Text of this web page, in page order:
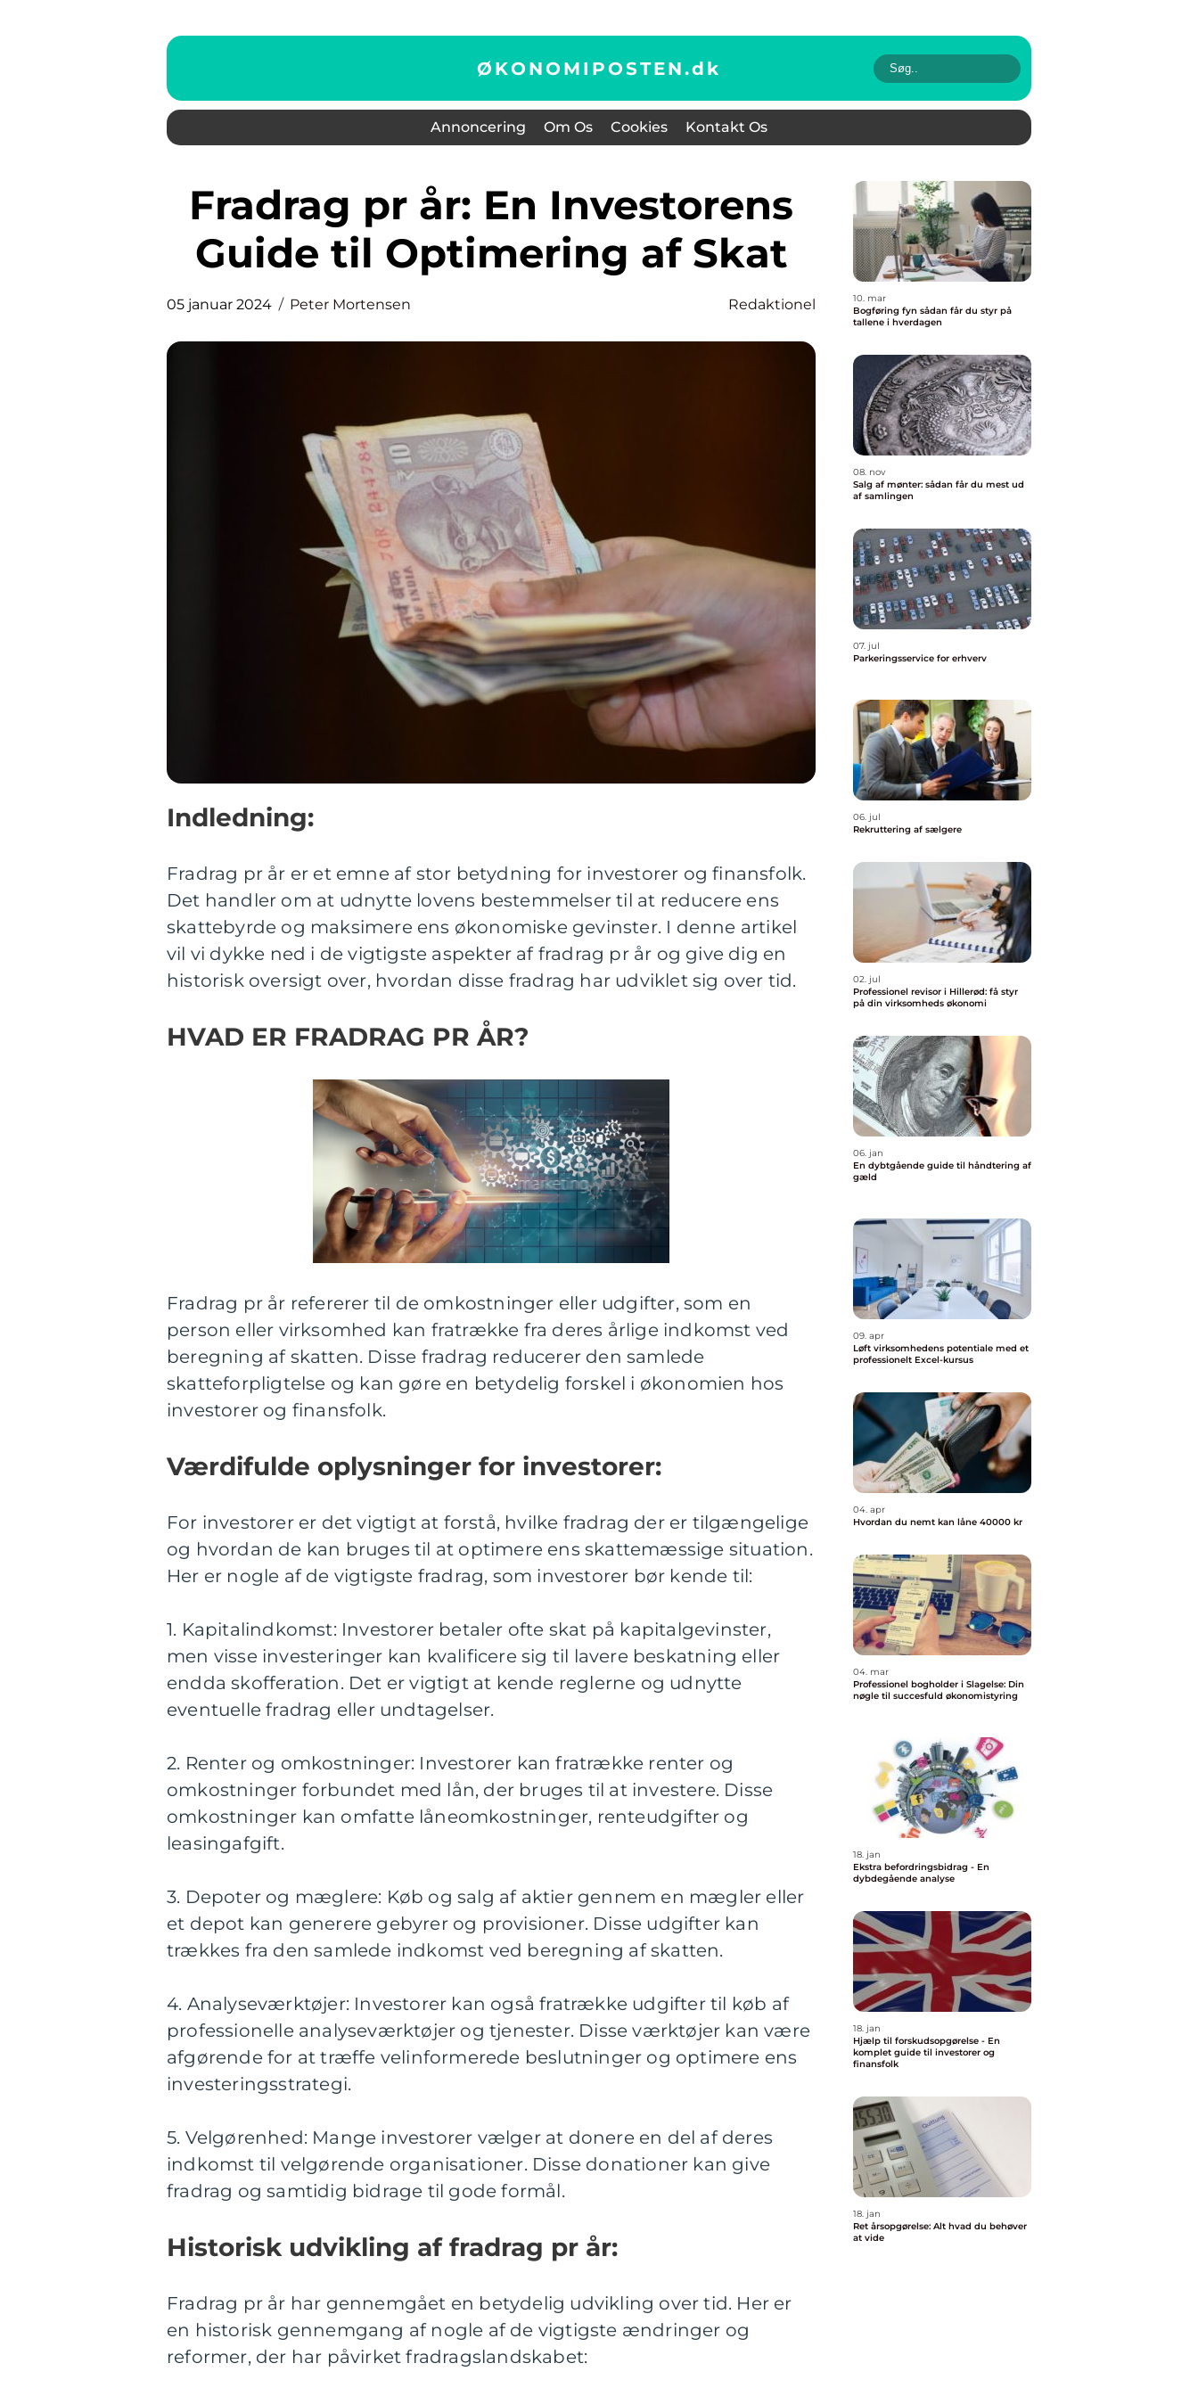
ØKONOMIPOSTEN.dk
Annoncering Om Os Cookies Kontakt Os
Fradrag pr år: En Investorens
Guide til Optimering af Skat
05 januar 2024 Peter Mortensen Redaktionel
Indledning:
Fradrag pr år er et emne af stor betydning for investorer og finansfolk.
Det handler om at udnytte lovens bestemmelser til at reducere ens
skattebyrde og maksimere ens økonomiske gevinster. I denne artikel
vil vi dykke ned i de vigtigste aspekter af fradrag pr år og give dig en
historisk oversigt over, hvordan disse fradrag har udviklet sig over tid.
HVAD ER FRADRAG PR ÅR?
Fradrag pr år refererer til de omkostninger eller udgifter, som en
person eller virksomhed kan fratrække fra deres årlige indkomst ved
beregning af skatten. Disse fradrag reducerer den samlede
skatteforpligtelse og kan gøre en betydelig forskel i økonomien hos
investorer og finansfolk.
Værdifulde oplysninger for investorer:
For investorer er det vigtigt at forstå, hvilke fradrag der er tilgængelige
og hvordan de kan bruges til at optimere ens skattemæssige situation.
Her er nogle af de vigtigste fradrag, som investorer bør kende til:
1. Kapitalindkomst: Investorer betaler ofte skat på kapitalgevinster,
men visse investeringer kan kvalificere sig til lavere beskatning eller
endda skofferation. Det er vigtigt at kende reglerne og udnytte
eventuelle fradrag eller undtagelser.
2. Renter og omkostninger: Investorer kan fratrække renter og
omkostninger forbundet med lån, der bruges til at investere. Disse
omkostninger kan omfatte låneomkostninger, renteudgifter og
leasingafgift.
3. Depoter og mæglere: Køb og salg af aktier gennem en mægler eller
et depot kan generere gebyrer og provisioner. Disse udgifter kan
trækkes fra den samlede indkomst ved beregning af skatten.
4. Analyseværktøjer: Investorer kan også fratrække udgifter til køb af
professionelle analyseværktøjer og tjenester. Disse værktøjer kan være
afgørende for at træffe velinformerede beslutninger og optimere ens
investeringsstrategi.
5. Velgørenhed: Mange investorer vælger at donere en del af deres
indkomst til velgørende organisationer. Disse donationer kan give
fradrag og samtidig bidrage til gode formål.
Historisk udvikling af fradrag pr år:
Fradrag pr år har gennemgået en betydelig udvikling over tid. Her er
en historisk gennemgang af nogle af de vigtigste ændringer og
reformer, der har påvirket fradragslandskabet:
10. mar
Bogføring fyn sådan får du styr på
tallene i hverdagen
08. nov
Salg af mønter: sådan får du mest ud
af samlingen
07. jul
Parkeringsservice for erhverv
06. jul
Rekruttering af sælgere
02. jul
Professionel revisor i Hillerød: få styr
på din virksomheds økonomi
06. jan
En dybtgående guide til håndtering af
gæld
09. apr
Løft virksomhedens potentiale med et
professionelt Excel-kursus
04. apr
Hvordan du nemt kan låne 40000 kr
04. mar
Professionel bogholder i Slagelse: Din
nøgle til succesfuld økonomistyring
18. jan
Ekstra befordringsbidrag - En
dybdegående analyse
18. jan
Hjælp til forskudsopgørelse - En
komplet guide til investorer og
finansfolk
18. jan
Ret årsopgørelse: Alt hvad du behøver
at vide